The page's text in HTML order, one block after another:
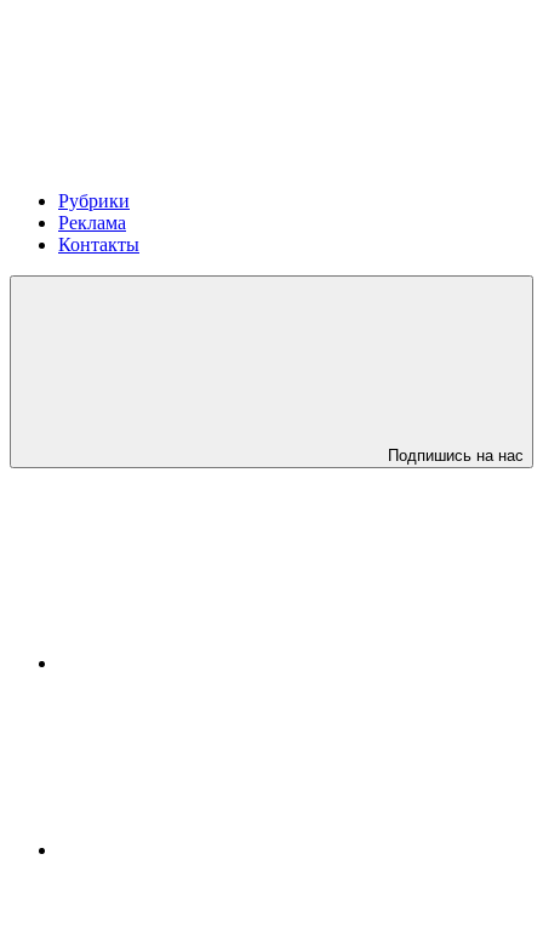
Рубрики
Реклама
Контакты
Подпишись на нас